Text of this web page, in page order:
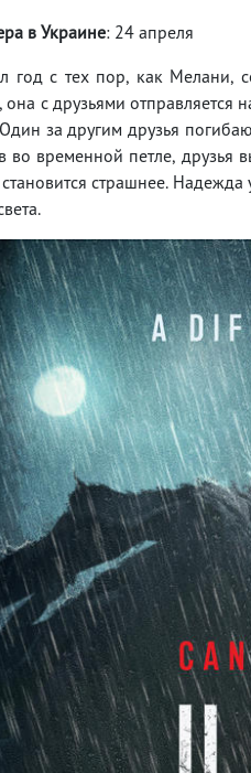
в Украине: 24 апреля
год с тех пор, как Мелани,
она с друзьями
за другим друзья
во временной петле,
становится страшнее.